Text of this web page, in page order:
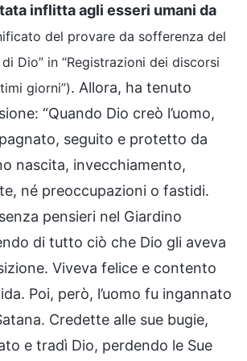
inflitta agli esseri umani da
del provare da sofferenza del
Dio” in “Registrazioni dei discorsi
giorni”). Allora, ha tenuto
“Quando Dio creò l’uomo,
seguito e protetto da
nascita, invecchiamento,
né preoccupazioni o fastidi.
pensieri nel Giardino
di tutto ciò che Dio gli aveva
Viveva felice e contento
Poi, però, l’uomo fu ingannato
Credette alle sue bugie,
e tradì Dio, perdendo le Sue